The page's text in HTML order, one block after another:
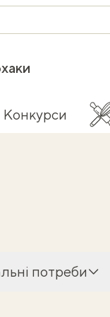
Конкурси
потреби